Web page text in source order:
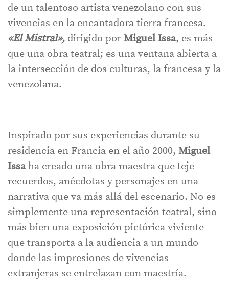
de un talentoso artista venezolano con sus
vivencias en la encantadora tierra francesa.
«El Mistral», dirigido por Miguel Issa, es más
que una obra teatral; es una ventana abierta a
la intersección de dos culturas, la francesa y la
venezolana.
Inspirado por sus experiencias durante su
residencia en Francia en el año 2000, Miguel
Issaha creado una obra maestra que teje
recuerdos, anécdotas y personajes en una
narrativa que va más allá del escenario. No es
simplemente una representación teatral, sino
más bien una exposición pictórica viviente
que transporta a la audiencia a un mundo
donde las impresiones de vivencias
extranjeras se entrelazan con maestría.